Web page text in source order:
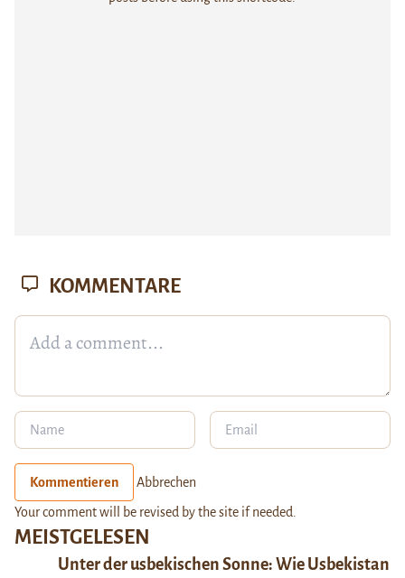
MEISTGELESEN
Unter der usbekischen Sonne: Wie Usbekistan
KOMMENTARE
Kommentieren Abbrechen
Your comment will be revised by the site if needed.